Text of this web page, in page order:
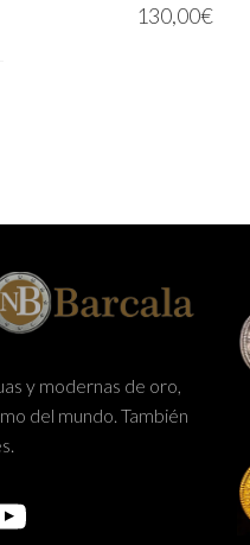
130,00€
y modernas de oro,
del mundo. También